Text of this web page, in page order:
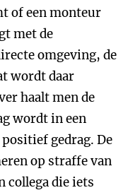
of een monteur
met de
omgeving, de
wordt daar
haalt men de
wordt in een
gedrag. De
op straffe van
die iets